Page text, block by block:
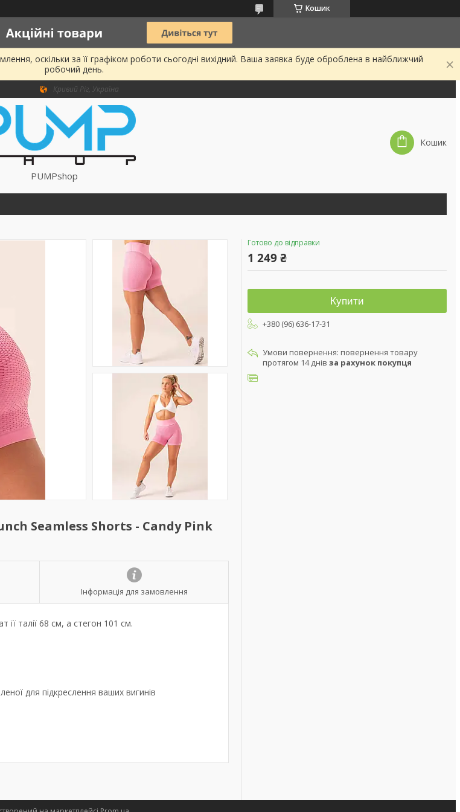
Кошик
оскільки за її графіком роботи сьогодні вихідний. Ваша заявка буде оброблена в найближчий
робочий день.
Кривий Ріг, Україна
PUMPshop
Кошик
Seamless Shorts - Candy Pink
Інформація для замовлення
її талії 68 см, а стегон 101 см.
для підкреслення ваших вигинів
Готово до відправки
1 249 ₴
Купити
+380 (96) 636-17-31
повернення товару
протягом 14 днів за рахунок покупця